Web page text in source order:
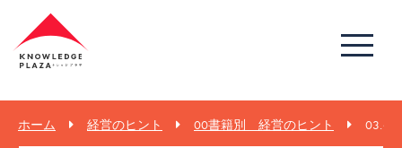
ホーム 経営のヒント 00書籍別 経営のヒント 03.イ